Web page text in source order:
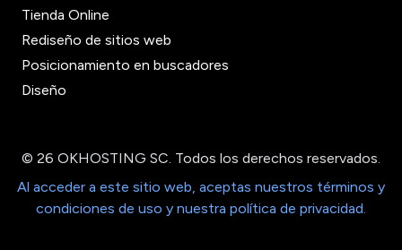
Tienda Online
Rediseño de sitios web
Posicionamiento en buscadores
Diseño
© 26 OKHOSTING SC. Todos los derechos reservados.
Al acceder a este sitio web, aceptas nuestros términos y
condiciones de uso y nuestra política de privacidad.